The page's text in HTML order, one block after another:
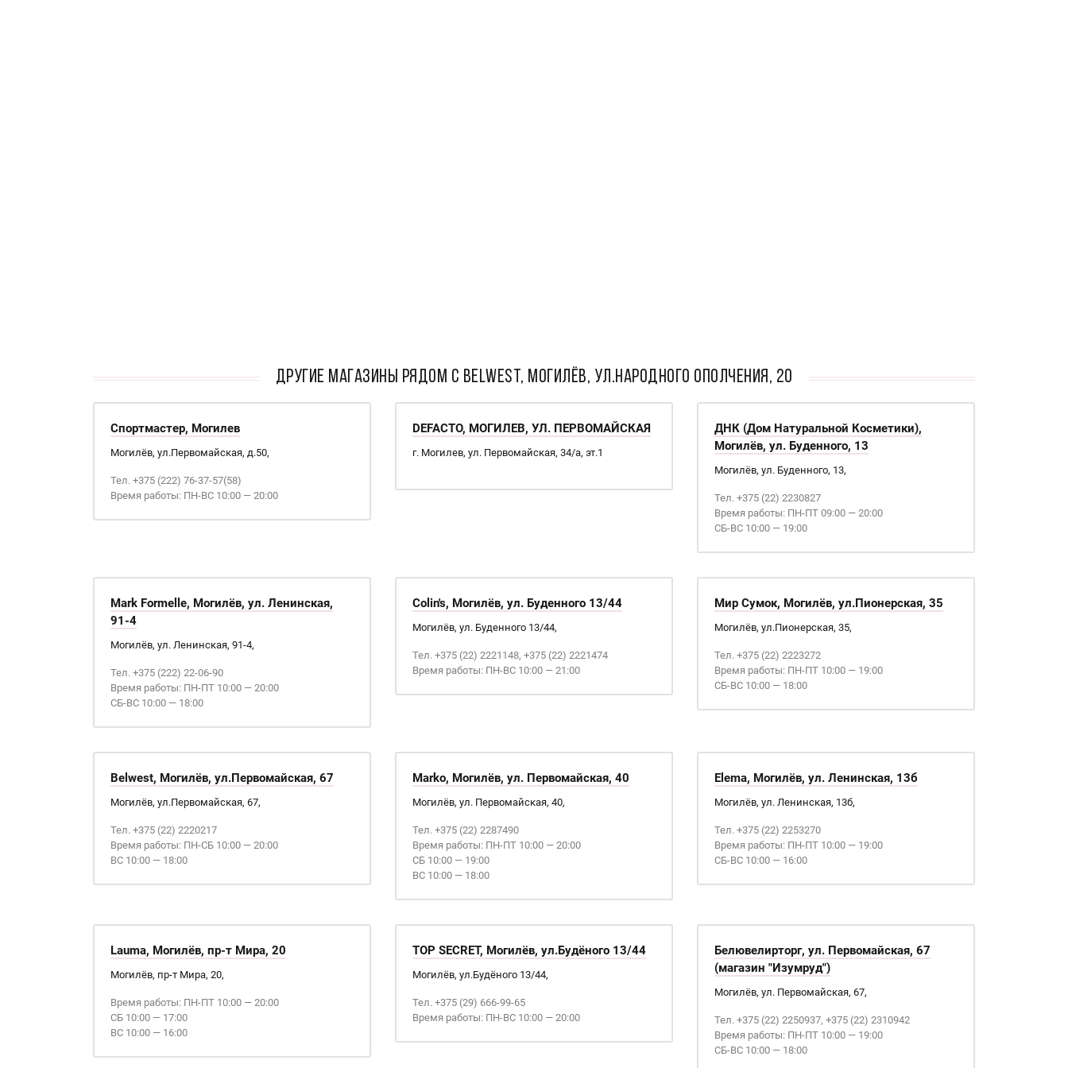
ДРУГИЕ МАГАЗИНЫ РЯДОМ С Belwest, Могилёв, ул.Народного Ополчения, 20
Спортмастер, Могилев
Могилёв, ул.Первомайская, д.50,
Тел. +375 (222) 76-37-57(58)
Время работы: ПН-ВС 10:00 — 20:00
DEFACTO, МОГИЛЕВ, УЛ. ПЕРВОМАЙСКАЯ
г. Могилев, ул. Первомайская, 34/а, эт.1
ДНК (Дом Натуральной Косметики),
Могилёв, ул. Буденного, 13
Могилёв, ул. Буденного, 13,
Тел. +375 (22) 2230827
Время работы: ПН-ПТ 09:00 — 20:00
СБ-ВС 10:00 — 19:00
Mark Formelle, Могилёв, ул. Ленинская,
91-4
Могилёв, ул. Ленинская, 91-4,
Тел. +375 (222) 22-06-90
Время работы: ПН-ПТ 10:00 — 20:00
СБ-ВС 10:00 — 18:00
Colin's, Могилёв, ул. Буденного 13/44
Могилёв, ул. Буденного 13/44,
Тел. +375 (22) 2221148, +375 (22) 2221474
Время работы: ПН-ВС 10:00 — 21:00
Мир Сумок, Могилёв, ул.Пионерская, 35
Могилёв, ул.Пионерская, 35,
Тел. +375 (22) 2223272
Время работы: ПН-ПТ 10:00 — 19:00
СБ-ВС 10:00 — 18:00
Belwest, Могилёв, ул.Первомайская, 67
Могилёв, ул.Первомайская, 67,
Тел. +375 (22) 2220217
Время работы: ПН-СБ 10:00 — 20:00
ВС 10:00 — 18:00
Marko, Могилёв, ул. Первомайская, 40
Могилёв, ул. Первомайская, 40,
Тел. +375 (22) 2287490
Время работы: ПН-ПТ 10:00 — 20:00
СБ 10:00 — 19:00
ВС 10:00 — 18:00
Elema, Могилёв, ул. Ленинская, 13б
Могилёв, ул. Ленинская, 13б,
Тел. +375 (22) 2253270
Время работы: ПН-ПТ 10:00 — 19:00
СБ-ВС 10:00 — 16:00
Lauma, Могилёв, пр-т Мира, 20
Могилёв, пр-т Мира, 20,
Время работы: ПН-ПТ 10:00 — 20:00
СБ 10:00 — 17:00
ВС 10:00 — 16:00
TOP SECRET, Могилёв, ул.Будёного 13/44
Могилёв, ул.Будёного 13/44,
Тел. +375 (29) 666-99-65
Время работы: ПН-ВС 10:00 — 20:00
Белювелирторг, ул. Первомайская, 67
(магазин "Изумруд")
Могилёв, ул. Первомайская, 67,
Тел. +375 (22) 2250937, +375 (22) 2310942
Время работы: ПН-ПТ 10:00 — 19:00
СБ-ВС 10:00 — 18:00